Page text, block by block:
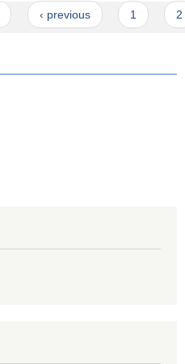
‹ previous